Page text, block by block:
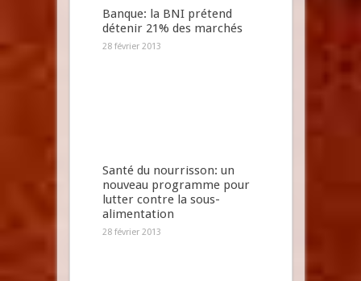
Banque: la BNI prétend
détenir 21% des marchés
28 février 2013
Santé du nourrisson: un
nouveau programme pour
lutter contre la sous-
alimentation
28 février 2013